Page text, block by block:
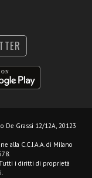
De Grassi 12/12A, 20123
alla C.C.I.A.A. di Milano
Tutti i diritti di proprietà